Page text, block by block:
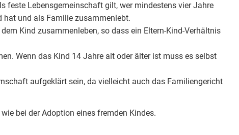
feste Lebensgemeinschaft gilt, wer mindestens vier Jahre
und als Familie zusammenlebt.
Kind zusammenleben, so dass ein Eltern-Kind-Verhältnis
Wenn das Kind 14 Jahre alt oder älter ist muss es selbst
aufgeklärt sein, da vielleicht auch das Familiengericht
bei der Adoption eines fremden Kindes.